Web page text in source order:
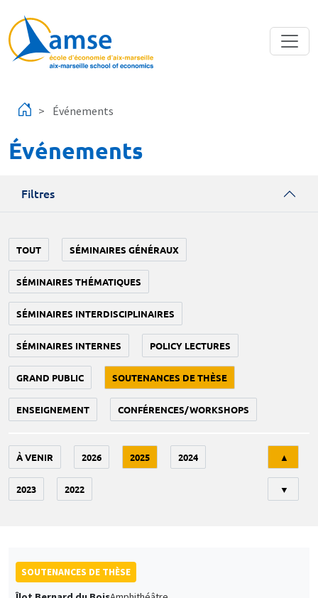
Événements
Événements
Filtres
TOUT SÉMINAIRES GÉNÉRAUX
SÉMINAIRES THÉMATIQUES
SÉMINAIRES INTERDISCIPLINAIRES
SÉMINAIRES INTERNES POLICY LECTURES
GRAND PUBLIC SOUTENANCES DE THÈSE
ENSEIGNEMENT CONFÉRENCES/WORKSHOPS
À VENIR 2026 2025 2024
2023 2022
▲
▼
SOUTENANCES DE THÈSE